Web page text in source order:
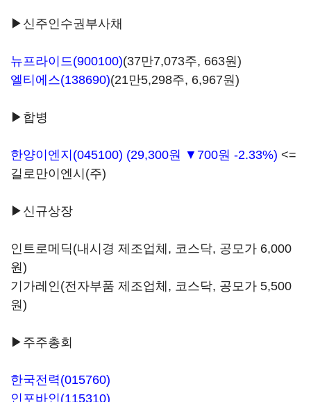
▶신주인수권부사채
뉴프라이드(900100)(37만7,073주, 663원)
엘티에스(138690)(21만5,298주, 6,967원)
▶합병
한양이엔지(045100) (29,300원 ▼700원 -2.33%) <=
길로만이엔시(주)
▶신규상장
인트로메딕(내시경 제조업체, 코스닥, 공모가 6,000
원)
기가레인(전자부품 제조업체, 코스닥, 공모가 5,500
원)
▶주주총회
한국전력(015760)
인포바인(115310)